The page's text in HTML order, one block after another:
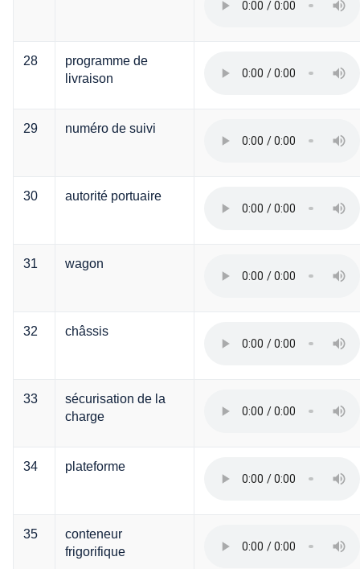
28
programme de
livraison
29 numéro de suivi
30 autorité portuaire
31 wagon
32 châssis
33
sécurisation de la
charge
34 plateforme
35
conteneur
frigorifique